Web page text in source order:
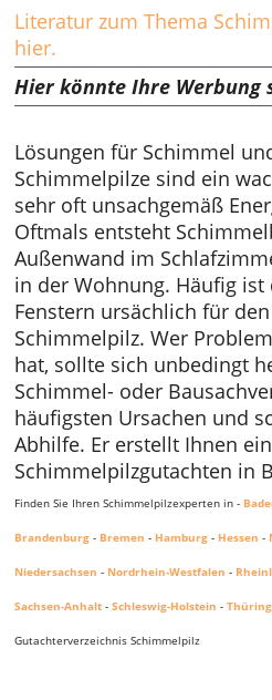
Literatur zum Thema
hier.
Hier könnte Ihre Werbung
Lösungen für Schimmel
Schimmelpilze sind ein
sehr oft unsachgemäß
Oftmals entsteht
Außenwand im
in der Wohnung. Häufig ist
Fenstern ursächlich für
Schimmelpilz. Wer
hat, sollte sich unbedingt
Schimmel- oder
häufigsten Ursachen und
Abhilfe. Er erstellt Ihnen ein
Schimmelpilzgutachten in
Finden Sie Ihren Schimmelpilzexperten in -
Brandenburg - Bremen - Hamburg - Hessen -
Niedersachsen - Nordrhein-Westfalen -
Sachsen-Anhalt -Schleswig-Holstein -
Gutachterverzeichnis Schimmelpilz